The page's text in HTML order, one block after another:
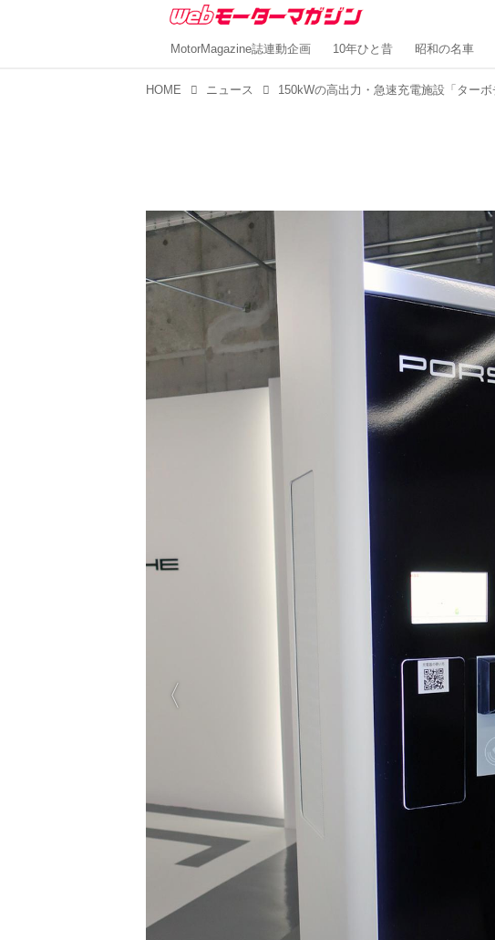
MotorMagazine誌連動企画 10年ひと昔 昭和の名車
HOME ニュース